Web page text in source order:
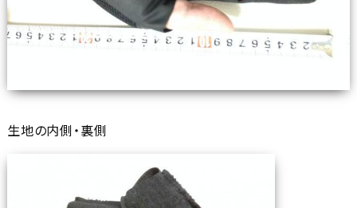
生地の内側・裏側